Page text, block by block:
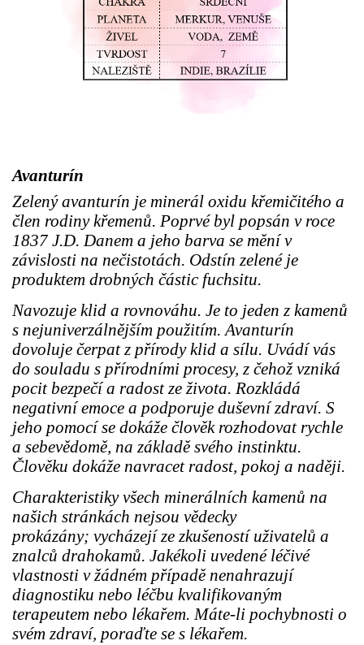
Avanturín
Zelený avanturín je minerál oxidu křemičitého a
člen rodiny křemenů. Poprvé byl popsán v roce
1837 J.D. Danem a jeho barva se mění v
závislosti na nečistotách. Odstín zelené je
produktem drobných částic fuchsitu.
Navozuje klid a rovnováhu. Je to jeden z kamenů
s nejuniverzálnějším použitím. Avanturín
dovoluje čerpat z přírody klid a sílu. Uvádí vás
do souladu s přírodními procesy, z čehož vzniká
pocit bezpečí a radost ze života. Rozkládá
negativní emoce a podporuje duševní zdraví. S
jeho pomocí se dokáže člověk rozhodovat rychle
a sebevědomě, na základě svého instinktu.
Člověku dokáže navracet radost, pokoj a naději.
Charakteristiky všech minerálních kamenů na
našich stránkách nejsou vědecky
prokázány; vycházejí ze zkušeností uživatelů a
znalců drahokamů. Jakékoli uvedené léčivé
vlastnosti v žádném případě nenahrazují
diagnostiku nebo léčbu kvalifikovaným
terapeutem nebo lékařem. Máte-li pochybnosti o
svém zdraví, poraďte se s lékařem.